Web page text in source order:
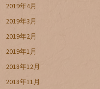
2019年4月
2019年3月
2019年2月
2019年1月
2018年12月
2018年11月